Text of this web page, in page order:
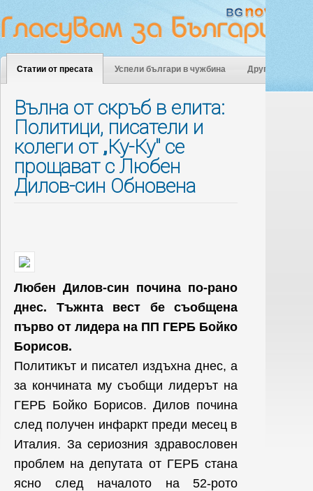
Статии от пресата Успели българи в чужбина Други
Вълна от скръб в елита:
Политици, писатели и
колеги от „Ку-Ку" се
прощават с Любен
Дилов-син Обновена
Любен Дилов-син почина по-рано
днес. Тъжнта вест бе съобщена
първо от лидера на ПП ГЕРБ Бойко
Борисов.
Политикът и писател издъхна днес, а
за кончината му съобщи лидерът на
ГЕРБ Бойко Борисов. Дилов почина
след получен инфаркт преди месец в
Италия. За сериозния здравословен
проблем на депутата от ГЕРБ стана
ясно след началото на 52-рото